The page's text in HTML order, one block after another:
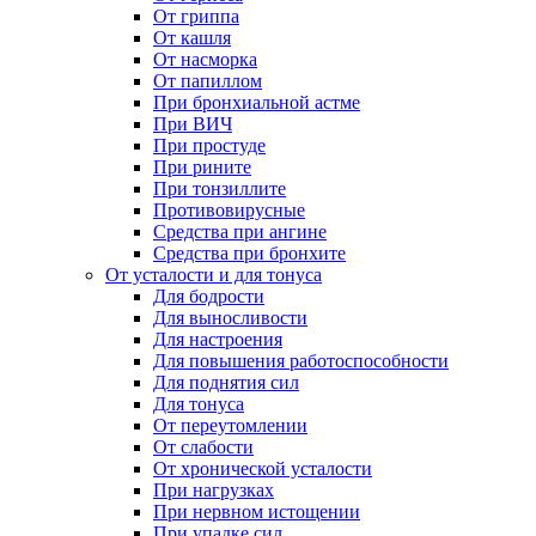
От гриппа
От кашля
От насморка
От папиллом
При бронхиальной астме
При ВИЧ
При простуде
При рините
При тонзиллите
Противовирусные
Средства при ангине
Средства при бронхите
От усталости и для тонуса
Для бодрости
Для выносливости
Для настроения
Для повышения работоспособности
Для поднятия сил
Для тонуса
От переутомлении
От слабости
От хронической усталости
При нагрузках
При нервном истощении